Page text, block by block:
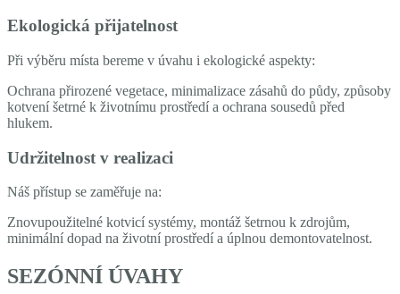
Ekologická přijatelnost
Při výběru místa bereme v úvahu i ekologické aspekty:
Ochrana přirozené vegetace, minimalizace zásahů do půdy, způsoby
kotvení šetrné k životnímu prostředí a ochrana sousedů před
hlukem.
Udržitelnost v realizaci
Náš přístup se zaměřuje na:
Znovupoužitelné kotvicí systémy, montáž šetrnou k zdrojům,
minimální dopad na životní prostředí a úplnou demontovatelnost.
SEZÓNNÍ ÚVAHY